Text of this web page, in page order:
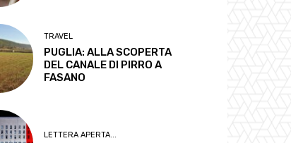
TRAVEL
PUGLIA: ALLA SCOPERTA
DEL CANALE DI PIRRO A
FASANO
LETTERA APERTA...